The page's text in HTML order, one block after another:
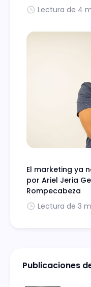
Lectura de 4
El marketing ya
por Ariel Jeria
Rompecabeza
Lectura de 3
Publicaciones